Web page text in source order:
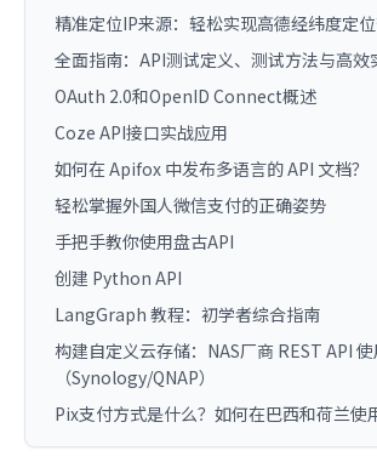
精准定位IP来源：轻松实现高德经纬度定
全面指南：API测试定义、测试方法与高效
OAuth 2.0和OpenID Connect概述
Coze API接口实战应用
如何在 Apifox 中发布多语言的 API 文档？
轻松掌握外国人微信支付的正确姿势
手把手教你使用盘古API
创建 Python API
LangGraph 教程：初学者综合指南
构建自定义云存储：NAS厂商 REST API
（Synology/QNAP）
Pix支付方式是什么？如何在巴西和荷兰使